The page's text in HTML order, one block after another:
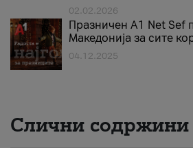
02.02.2026
Празничен A1 Net Sеf
Македонија за сите
04.12.2025
Слични содржини